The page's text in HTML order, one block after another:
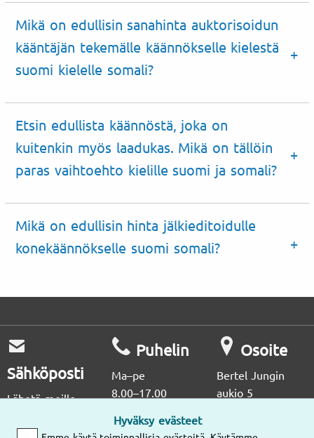
Mikä on edullisin sanahinta auktorisoidun
kääntäjän tekemälle käännökselle kielestä
suomi kielelle somali?
Etsin edullista käännöstä, joka on
kuitenkin myös laadukas. Mikä on tällöin
paras vaihtoehto kielille suomi ja somali?
Mikä on edullisin hinta jälkieditoidulle
konekäännökselle suomi somali?
Hyväksy evästeet
Sähköposti
Lähetä meille
vastaamme
Puhelin
Ma–pe
8.00–17.00
(09) 2514
Osoite
Bertel Jungin
aukio 5